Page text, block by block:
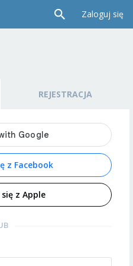
Zaloguj się
REJESTRACJA
z Facebook
z Apple